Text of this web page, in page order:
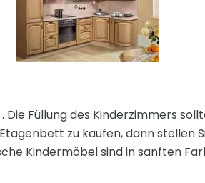
. Die Füllung des Kinderzimmers
zu kaufen, dann stellen
Kindermöbel sind in sanften